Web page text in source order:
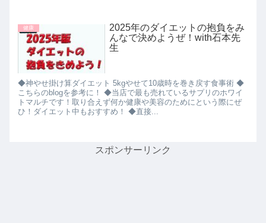
健康
2025年のダイエットの抱負をみ
んなで決めようぜ！with石本先
生
◆神やせ掛け算ダイエット 5kgやせて10歳時を巻き戻す食事術 ◆
こちらのblogを参考に！ ◆当店で最も売れているサプリのホワイ
トマルチです！取り合えず何か健康や美容のためにという際にぜ
ひ！ダイエット中もおすすめ！ ◆直接...
スポンサーリンク